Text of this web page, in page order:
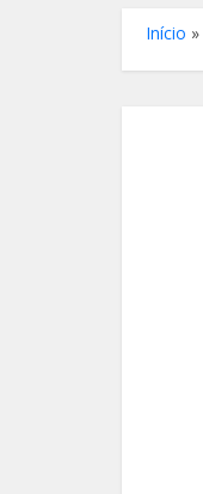
Início »